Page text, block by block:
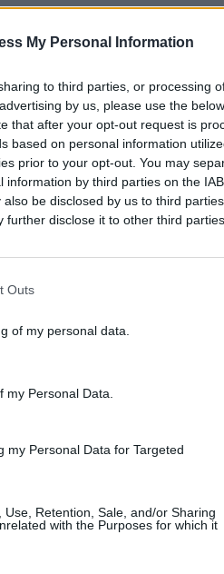
My Personal Information
to third parties, or processing
by us, please use the
that after your opt-out request is
based on personal information
prior to your opt-out. You may
by third parties on the
be disclosed by us to third
further disclose it to other third parties.
Outs
of my personal data.
Personal Data.
my Personal Data for Targeted
Retention, Sale, and/or Sharing
with the Purposes for which it
funkcje bezpieczeństwa
się przepisom dotyczącym ochrony
oferują bezpieczeństwo w
Zero Trust rozumiemy, że
stale poszukują możliwości
były bezpieczne już na
oferuje szereg znakomitych
i dokumentu z weryfikacją za
bezpieczeństwa i gwarantuje, że
MFC-L6710DW
Można je
a także bezpiecznie
chroni
ataki poprzez:
na poziomie urządzenia -